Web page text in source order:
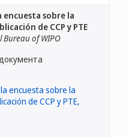
encuesta sobre la
de CCP y PTE
of WIPO